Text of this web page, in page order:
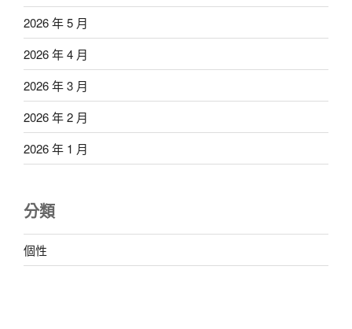
2026 年 5 月
2026 年 4 月
2026 年 3 月
2026 年 2 月
2026 年 1 月
分類
個性